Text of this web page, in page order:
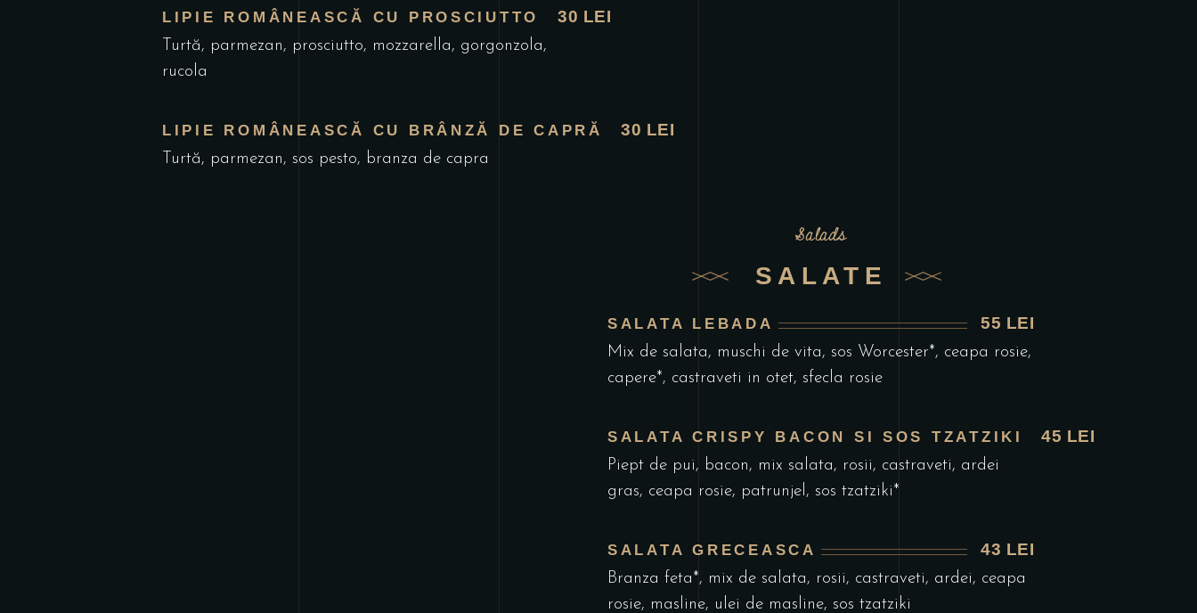
LIPIE ROMÂNEASCĂ CU PROSCIUTTO 30 LEI
Turtă, parmezan, prosciutto, mozzarella, gorgonzola,
rucola
LIPIE ROMÂNEASCĂ CU BRÂNZĂ DE CAPRĂ 30 LEI
Turtă, parmezan, sos pesto, branza de capra
Salads
SALATE
SALATA LEBADA 55 LEI
Mix de salata, muschi de vita, sos Worcester*, ceapa rosie,
capere*, castraveti in otet, sfecla rosie
SALATA CRISPY BACON SI SOS TZATZIKI 45 LEI
Piept de pui, bacon, mix salata, rosii, castraveti, ardei
gras, ceapa rosie, patrunjel, sos tzatziki*
SALATA GRECEASCA 43 LEI
Branza feta*, mix de salata, rosii, castraveti, ardei, ceapa
rosie, masline, ulei de masline, sos tzatziki